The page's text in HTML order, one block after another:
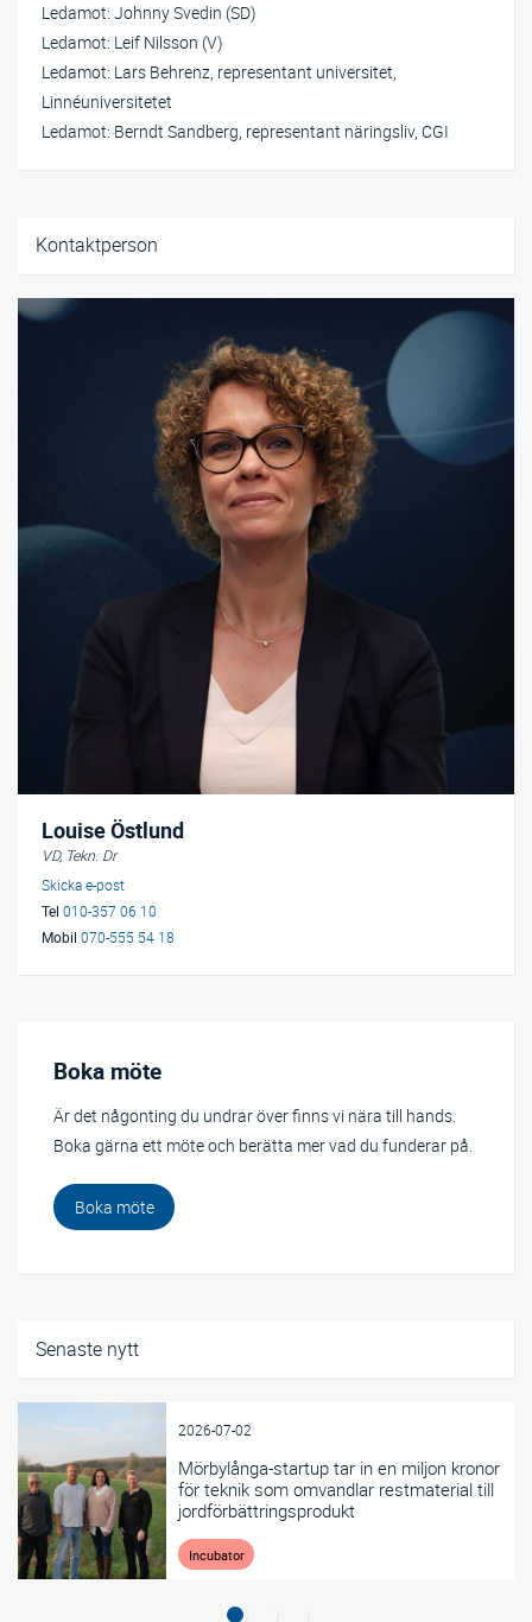
Kontaktperson
Louise Östlund
VD, Tekn. Dr
Skicka e-post
Tel 010-357 06 10
Mobil 070-555 54 18
Boka möte
Är det någonting du undrar över finns vi nära till hands.
Boka gärna ett möte och berätta mer vad du funderar på.
Boka möte
Senaste nytt
2026-07-02
Mörbylånga-startup tar in en miljon kronor
för teknik som omvandlar restmaterial till
jordförbättringsprodukt
Incubator
Ledamot: Johnny Svedin (SD)
Ledamot: Leif Nilsson (V)
Ledamot: Lars Behrenz, representant universitet,
Linnéuniversitetet
Ledamot: Berndt Sandberg, representant näringsliv, CGI